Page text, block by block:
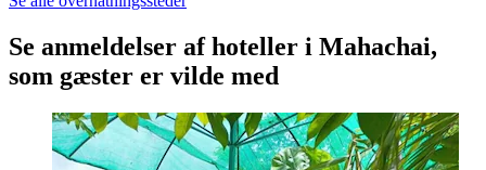
Se anmeldelser af hoteller i Mahachai,
som gæster er vilde med